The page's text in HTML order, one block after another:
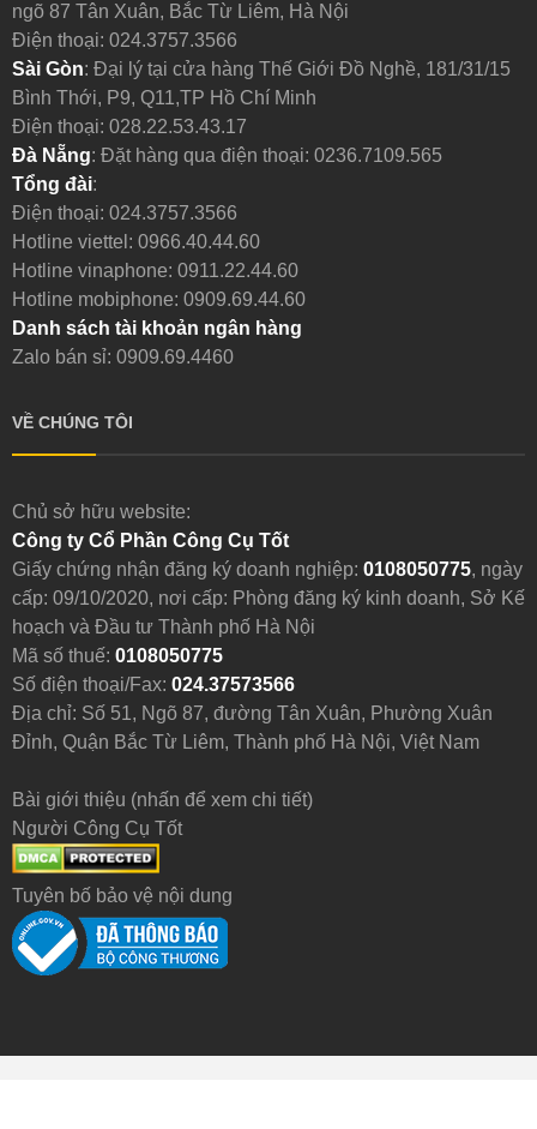
ngõ 87 Tân Xuân, Bắc Từ Liêm, Hà Nội
Điện thoại: 024.3757.3566
Sài Gòn: Đại lý tại cửa hàng Thế Giới Đồ Nghề, 181/31/15
Bình Thới, P9, Q11,TP Hồ Chí Minh
Điện thoại: 028.22.53.43.17
Đà Nẵng: Đặt hàng qua điện thoại: 0236.7109.565
Tổng đài:
Điện thoại: 024.3757.3566
Hotline viettel: 0966.40.44.60
Hotline vinaphone: 0911.22.44.60
Hotline mobiphone: 0909.69.44.60
Danh sách tài khoản ngân hàng
Zalo bán sỉ: 0909.69.4460
VỀ CHÚNG TÔI
Chủ sở hữu website:
Công ty Cổ Phần Công Cụ Tốt
Giấy chứng nhận đăng ký doanh nghiệp: 0108050775, ngày
cấp: 09/10/2020, nơi cấp: Phòng đăng ký kinh doanh, Sở Kế
hoạch và Đầu tư Thành phố Hà Nội
Mã số thuế: 0108050775
Số điện thoại/Fax: 024.37573566
Địa chỉ: Số 51, Ngõ 87, đường Tân Xuân, Phường Xuân
Đỉnh, Quận Bắc Từ Liêm, Thành phố Hà Nội, Việt Nam
Bài giới thiệu (nhấn để xem chi tiết)
Người Công Cụ Tốt
Tuyên bố bảo vệ nội dung